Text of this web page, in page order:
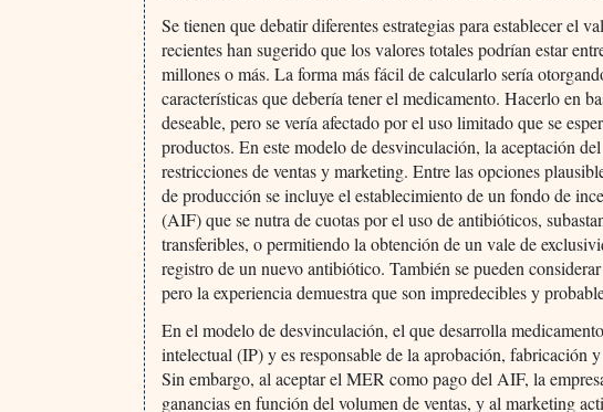
Se tienen que debatir diferentes estrategias para establecer el
recientes han sugerido que los valores totales podrían estar
millones o más. La forma más fácil de calcularlo sería
características que debería tener el medicamento. Hacerlo en
deseable, pero se vería afectado por el uso limitado que se
productos. En este modelo de desvinculación, la aceptación
restricciones de ventas y marketing. Entre las opciones
de producción se incluye el establecimiento de un fondo de
(AIF) que se nutra de cuotas por el uso de antibióticos,
transferibles, o permitiendo la obtención de un vale de
registro de un nuevo antibiótico. También se pueden
pero la experiencia demuestra que son impredecibles y
En el modelo de desvinculación, el que desarrolla
intelectual (IP) y es responsable de la aprobación, fabricación
Sin embargo, al aceptar el MER como pago del AIF, la
ganancias en función del volumen de ventas, y al marketing